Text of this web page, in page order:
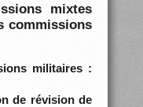
mixtes
commissions
militaires :
de révision de